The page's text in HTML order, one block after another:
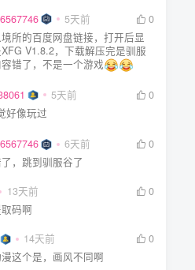
5天前
0
所的百度网盘链接，打开后显
V1.8.2，下载解压完是驯服
错了，不是一个游戏
5天前
0
好像玩过
6天前
0
，跳到驯服谷了
13天前
0
码啊
14天前
0
这个是，画风不同啊